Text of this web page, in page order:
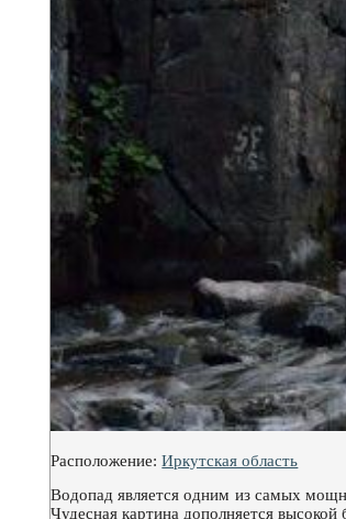
Расположение:Иркутская область
Водопад является одним из самых
Чудесная картина дополняется